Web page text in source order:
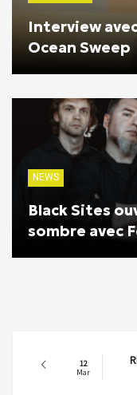
Interview
Ocean Sweep
NEWS
Black Sites
sombre avec
12
Mar